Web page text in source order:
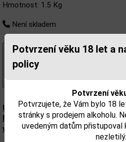
Potvrzení věku 18 let a
policy
Potvrzení
Potvrzujete, že Vám bylo 18
stránky s prodejem alkoholu.
uvedeným datům přistupoval
nezletilý.
Hmotnost: 1.5 Kg
Není skladem
164,46 Kčbez DPH
199,00 Kč
Upozorňujeme, že tento produkt
Přesné složení a alergeny jsou k
výrobku. Zkontrolujte prosím